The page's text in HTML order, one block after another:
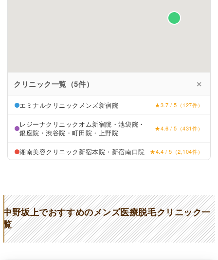
クリニック一覧（5件） ✕
エミナルクリニックメンズ新宿院 ★3.7 / 5（127件）
レジーナクリニックオム新宿院・池袋院・
銀座院・渋谷院・町田院・上野院
★4.6 / 5（431件）
湘南美容クリニック新宿本院・新宿南口院 ★4.4 / 5（2,104件）
中野坂上でおすすめのメンズ医療脱毛クリニック一
覧